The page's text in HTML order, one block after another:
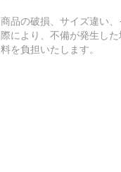
商品の破損、サイズ違い
際により、不備が発生し
料を負担いたします。